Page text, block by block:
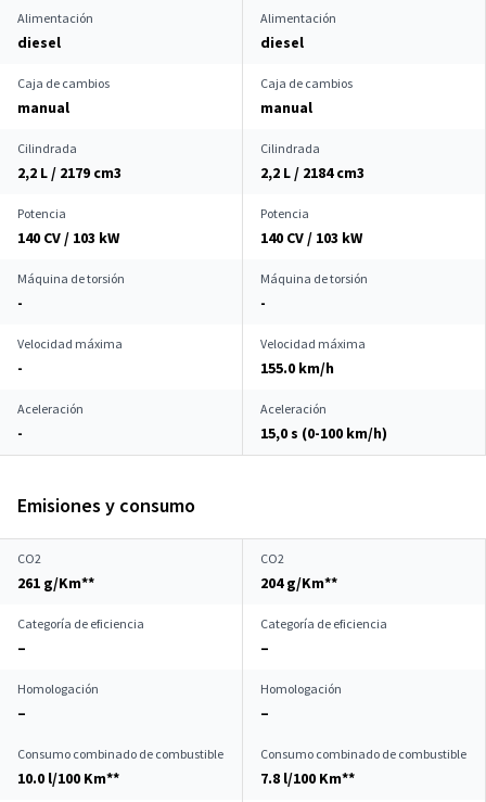
Alimentación
diesel
Alimentación
diesel
Caja de cambios
manual
Caja de cambios
manual
Cilindrada
2,2 L / 2179 cm3
Cilindrada
2,2 L / 2184 cm3
Potencia
140 CV / 103 kW
Potencia
140 CV / 103 kW
Máquina de torsión
-
Máquina de torsión
-
Velocidad máxima
-
Velocidad máxima
155.0 km/h
Aceleración
-
Aceleración
15,0 s (0-100 km/h)
Emisiones y consumo
CO2
261 g/Km**
CO2
204 g/Km**
Categoría de eficiencia
–
Categoría de eficiencia
–
Homologación
–
Homologación
–
Consumo combinado de combustible
10.0 l/100 Km**
Consumo combinado de combustible
7.8 l/100 Km**